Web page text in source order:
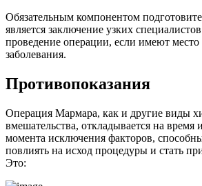
Обязательным компонентом
является заключение узких
проведение операции, если имеют место
заболевания.
Противопоказания
Операция Мармара, как и другие виды
вмешательства, откладывается на время
момента исключения факторов,
повлиять на исход процедуры и стать
Это: